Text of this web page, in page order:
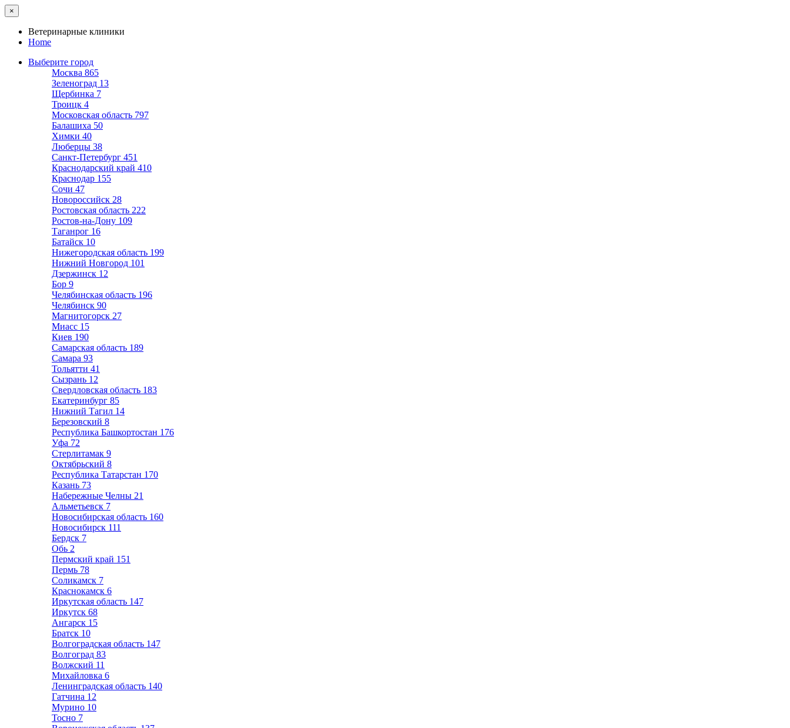
×
Ветеринарные клиники
Home
Выберите город
Москва 865
Зеленоград 13
Щербинка 7
Троицк 4
Московская область 797
Балашиха 50
Химки 40
Люберцы 38
Санкт-Петербург 451
Краснодарский край 410
Краснодар 155
Сочи 47
Новороссийск 28
Ростовская область 222
Ростов-на-Дону 109
Таганрог 16
Батайск 10
Нижегородская область 199
Нижний Новгород 101
Дзержинск 12
Бор 9
Челябинская область 196
Челябинск 90
Магнитогорск 27
Миасс 15
Киев 190
Самарская область 189
Самара 93
Тольятти 41
Сызрань 12
Свердловская область 183
Екатеринбург 85
Нижний Тагил 14
Березовский 8
Республика Башкортостан 176
Уфа 72
Стерлитамак 9
Октябрьский 8
Республика Татарстан 170
Казань 73
Набережные Челны 21
Альметьевск 7
Новосибирская область 160
Новосибирск 111
Бердск 7
Обь 2
Пермский край 151
Пермь 78
Соликамск 7
Краснокамск 6
Иркутская область 147
Иркутск 68
Ангарск 15
Братск 10
Волгоградская область 147
Волгоград 83
Волжский 11
Михайловка 6
Ленинградская область 140
Гатчина 12
Мурино 10
Тосно 7